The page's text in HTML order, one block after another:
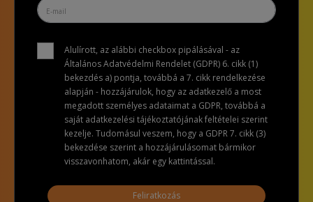
Alulírott, az alábbi checkbox pipálásával - az
Általános Adatvédelmi Rendelet (GDPR) 6. cikk (1)
bekezdés a) pontja, továbbá a 7. cikk rendelkezése
alapján - hozzájárulok, hogy az adatkezelő a most
megadott személyes adataimat a GDPR, továbbá a
saját adatkezelési tájékoztatójának feltételei szerint
kezelje. Tudomásul veszem, hogy a GDPR 7. cikk (3)
bekezdése szerint a hozzájárulásomat bármikor
visszavonhatom, akár egy kattintással.
Feliratkozás